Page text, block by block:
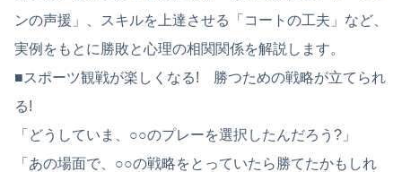
ンの声援」、スキルを上達させる「コートの工夫」など、
実例をもとに勝敗と心理の相関関係を解説します。
■スポーツ観戦が楽しくなる! 勝つための戦略が立てられ
る!
「どうしていま、○○のプレーを選択したんだろう?」
「あの場面で、○○の戦略をとっていたら勝てたかもしれ